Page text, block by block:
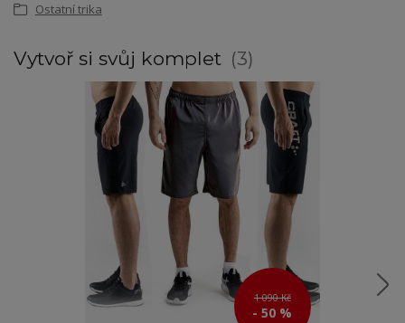
Ostatní trika
Vytvoř si svůj komplet 3
1 090 Kč
- 50 %